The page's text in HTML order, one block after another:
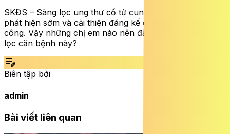
SKĐS – Sàng lọc ung thư cổ tử cung rất quan trọng để
phát hiện sớm và cải thiện đáng kể cơ hội điều trị thành
công. Vậy những chị em nào nên đặc biệt chú ý sàng
lọc căn bệnh này?
edit_note
Biên tập bởi
admin
Bài viết liên quan